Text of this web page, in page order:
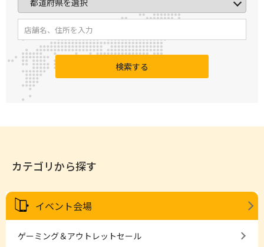
検索する
カテゴリから探す
イベント会場
ゲーミング＆アウトレットセール